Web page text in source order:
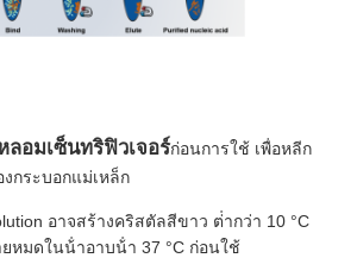
าพ
อมเซ็นทริฟิวเจอร์ก่อนการใช้ เพื่อหลีก
งกระบอกแม่เหล็ก
อาจสร้างคริสตัลสีขาว ต่ํากว่า 10 °C
หมดในน้ําอาบน้ํา 37 °C ก่อนใช้